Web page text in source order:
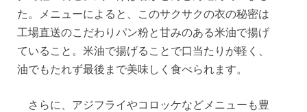
た。メニューによると、このサクサクの衣の秘密は
工場直送のこだわりパン粉と甘みのある米油で揚げ
ていること。米油で揚げることで口当たりが軽く、
油でもたれず最後まで美味しく食べられます。
さらに、アジフライやコロッケなどメニューも豊